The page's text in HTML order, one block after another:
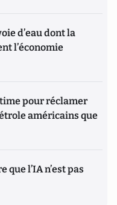
d’eau dont la
l’économie
pour réclamer
américains que
l’IA n’est pas